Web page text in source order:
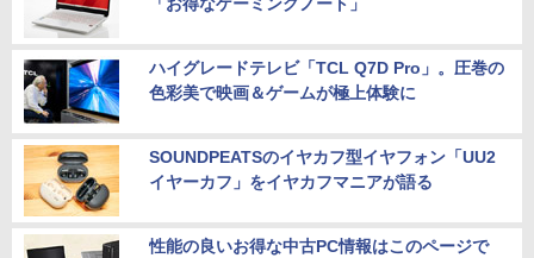
ハイグレードテレビ「TCL Q7D Pro」。圧巻の
色彩美で映画＆ゲームが極上体験に
SOUNDPEATSのイヤカフ型イヤフォン「UU2
イヤーカフ」をイヤカフマニアが語る
性能の良いお得な中古PC情報はこのページで